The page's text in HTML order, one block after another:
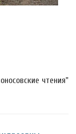
чтения"